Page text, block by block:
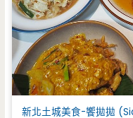
新北土城美食-饗拋拋